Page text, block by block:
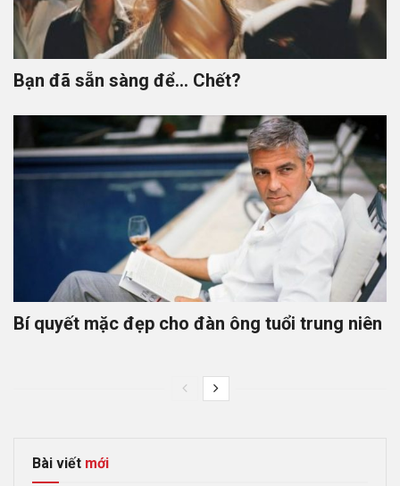
Bạn đã sẵn sàng để… Chết?
Bí quyết mặc đẹp cho đàn ông tuổi trung niên
Bài viết mới